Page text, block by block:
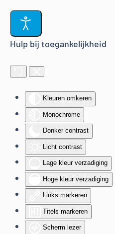
Hulp bij toegankelijkheid
Kleuren omkeren
Monochrome
Donker contrast
Licht contrast
Lage kleur verzadiging
Hoge kleur verzadiging
Links markeren
Titels markeren
Scherm lezer
Terug naar hoofdinhoud